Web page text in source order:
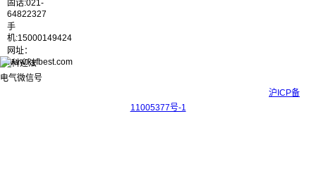
固话:021-
64822327
手
机:15000149424
网址：
www.kyfbest.com
沪ICP备
11005377号-1